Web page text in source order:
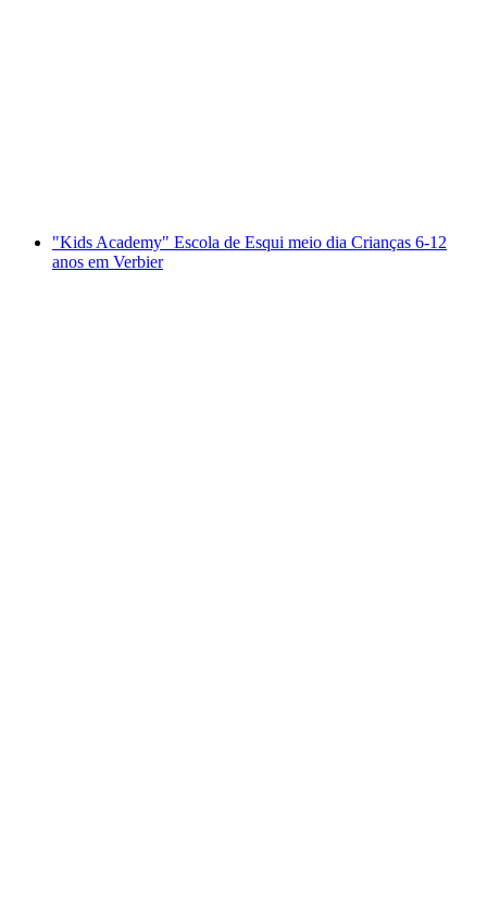
"Kids Academy" Escola de Esqui meio dia Crianças 6-12
anos em Verbier